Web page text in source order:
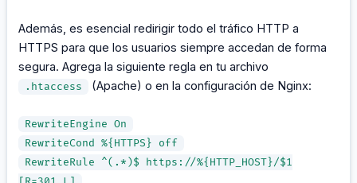
Además, es esencial redirigir todo el tráfico HTTP a
HTTPS para que los usuarios siempre accedan de forma
segura. Agrega la siguiente regla en tu archivo
.htaccess (Apache) o en la configuración de Nginx:
RewriteEngine On
RewriteCond %{HTTPS} off
RewriteRule ^(.*)$ https://%{HTTP_HOST}/$1